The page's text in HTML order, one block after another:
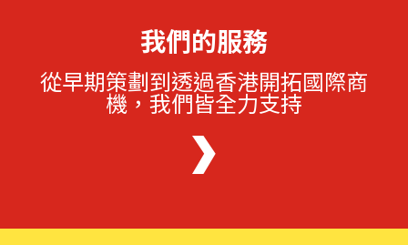
我們的服務
從早期策劃到透過香港開拓國際商
機，我們皆全力支持